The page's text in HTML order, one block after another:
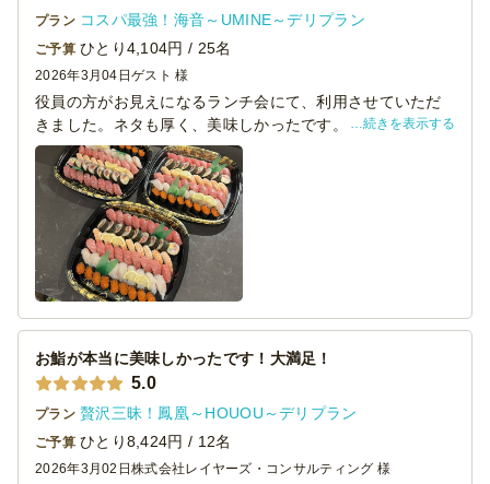
プラン コスパ最強！海音～UMINE～デリプラン
ご予算 ひとり4,104円 / 25名
2026年3月04日 ゲスト 様
役員の方がお見えになるランチ会にて、利用させていただ
きました。ネタも厚く、美味しかったです。2回目の利用で
すが、今回も配送員の方も対応がよくスムーズに納品して
いただけました!醤油がおしゃれな瓶で納品されているとこ
ろも使いやすく本格さを感じました！
続きを表示する
お鮨が本当に美味しかったです！大満足！
5.0
プラン 贅沢三昧！鳳凰～HOUOU～デリプラン
ご予算 ひとり8,424円 / 12名
2026年3月02日 株式会社レイヤーズ・コンサルティング 様